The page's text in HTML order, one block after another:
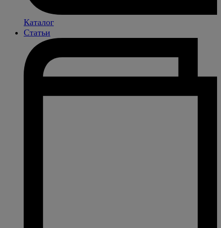
Каталог
Статьи